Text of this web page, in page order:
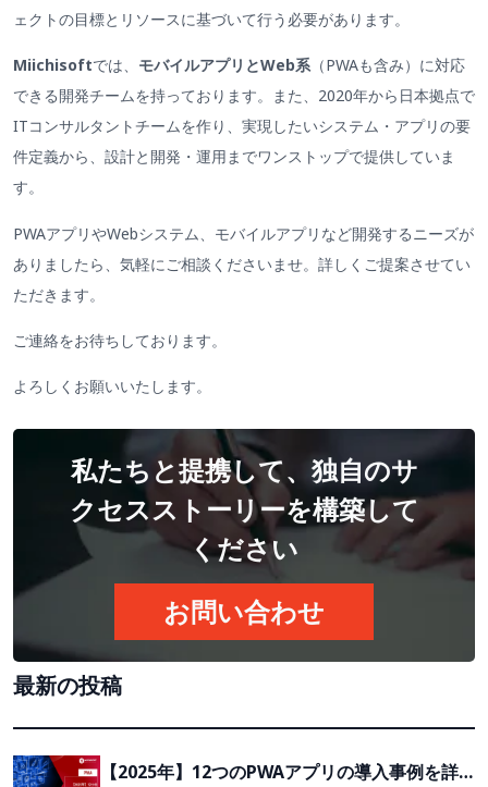
ェクトの目標とリソースに基づいて行う必要があります。
Miichisoftでは、 モバイルアプリとWeb系（PWAも含み）に対応
できる開発チームを持っております。また、2020年から日本拠点で
ITコンサルタントチームを作り、実現したいシステム・アプリの要
件定義から、設計と開発・運用までワンストップで提供していま
す。
PWAアプリやWebシステム、モバイルアプリなど開発するニーズが
ありましたら、気軽にご相談くださいませ。詳しくご提案させてい
ただきます。
ご連絡をお待ちしております。
よろしくお願いいたします。
私たちと提携して、独自のサ
クセスストーリーを構築して
ください
お問い合わせ
最新の投稿
【2025年】12つのPWAアプリの導入事例を詳